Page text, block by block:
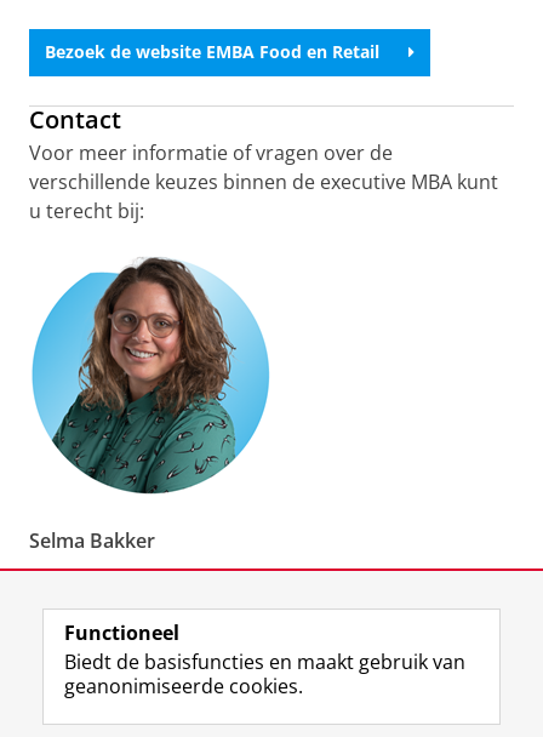
Bezoek de website EMBA Food en Retail
Contact
Voor meer informatie of vragen over de
verschillende keuzes binnen de executive MBA kunt
u terecht bij:
Selma Bakker
s.m.bakker@rug.nl
Functioneel
Biedt de basisfuncties en maakt gebruik van
geanonimiseerde cookies.